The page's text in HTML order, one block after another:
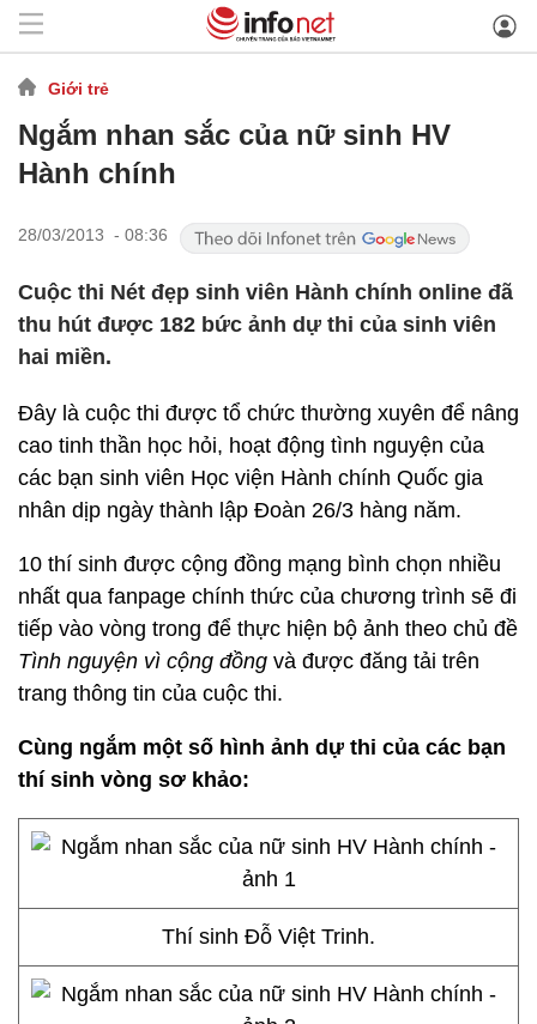
Giới trẻ
Ngắm nhan sắc của nữ sinh HV
Hành chính
28/03/2013 - 08:36
Cuộc thi Nét đẹp sinh viên Hành chính online đã
thu hút được 182 bức ảnh dự thi của sinh viên
hai miền.
Đây là cuộc thi được tổ chức thường xuyên để nâng
cao tinh thần học hỏi, hoạt động tình nguyện của
các bạn sinh viên Học viện Hành chính Quốc gia
nhân dịp ngày thành lập Đoàn 26/3 hàng năm.
10 thí sinh được cộng đồng mạng bình chọn nhiều
nhất qua fanpage chính thức của chương trình sẽ đi
tiếp vào vòng trong để thực hiện bộ ảnh theo chủ đề
Tình nguyện vì cộng đồng và được đăng tải trên
trang thông tin của cuộc thi.
Cùng ngắm một số hình ảnh dự thi của các bạn
thí sinh vòng sơ khảo:
Thí sinh Đỗ Việt Trinh.